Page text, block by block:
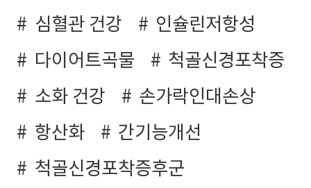
심혈관 건강
인슐린저항성
다이어트곡물
척골신경포착증
소화 건강
손가락인대손상
항산화
간기능개선
척골신경포착증후군